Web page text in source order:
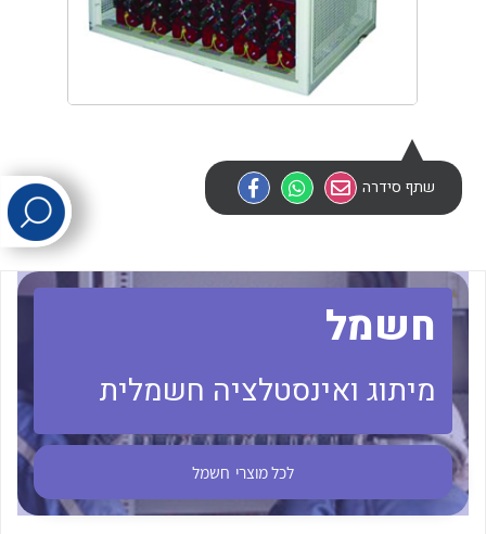
לכל מוצרי היצרן לכל מוצרי היצרן
לכל מוצרי היצרן לכל מוצרי היצרן
לכל מוצרי היצרן לכל מוצרי היצרן
שתף סידרה
חשמל
מיתוג ואינסטלציה חשמלית
לכל מוצרי חשמל